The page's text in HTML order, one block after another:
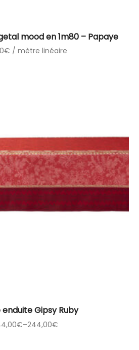
mood en 1m80 – Papaye
€ / mètre linéaire
Gipsy Ruby
€–244,00€